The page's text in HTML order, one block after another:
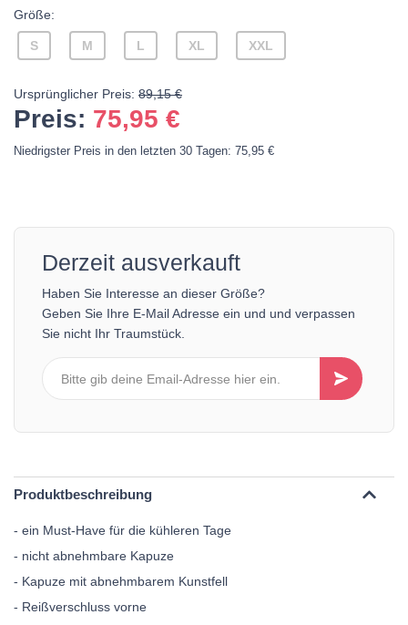
Größe:
S M L XL XXL
Ursprünglicher Preis: 89,15 €
Preis: 75,95 €
Niedrigster Preis in den letzten 30 Tagen: 75,95 €
Derzeit ausverkauft
Haben Sie Interesse an dieser Größe?
Geben Sie Ihre E-Mail Adresse ein und und verpassen
Sie nicht Ihr Traumstück.
Produktbeschreibung
- ein Must-Have für die kühleren Tage
- nicht abnehmbare Kapuze
- Kapuze mit abnehmbarem Kunstfell
- Reißverschluss vorne